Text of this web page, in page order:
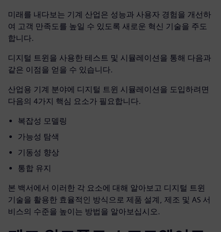
미래를 내다보는 기계 산업은 성능과 사용자 경험을 개선하
여 고객 만족도를 높일 수 있도록 새로운 혁신 기술을 주도
합니다.
디지털 트윈을 사용한 테스트 및 시뮬레이션을 통해 다음과
같은 이점을 얻을 수 있습니다.
산업용 기계 분야에 디지털 트윈 시뮬레이션을 도입하려면
다음의 4가지 핵심 요소가 필요합니다.
복잡성 모델링
가능성 탐색
기동성 향상
통합 유지
본 백서에서 이러한 각 요소에 대해 알아보고 디지털 트윈
기술을 활용한 효율적인 방식으로 제품 설계, 제조 및 AS 서
비스의 수준을 높이는 방법을 알아보십시오.